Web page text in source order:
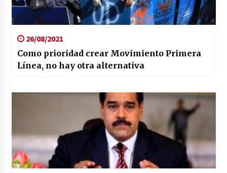
26/08/2021
Como prioridad crear Movimiento Primera
Línea, no hay otra alternativa